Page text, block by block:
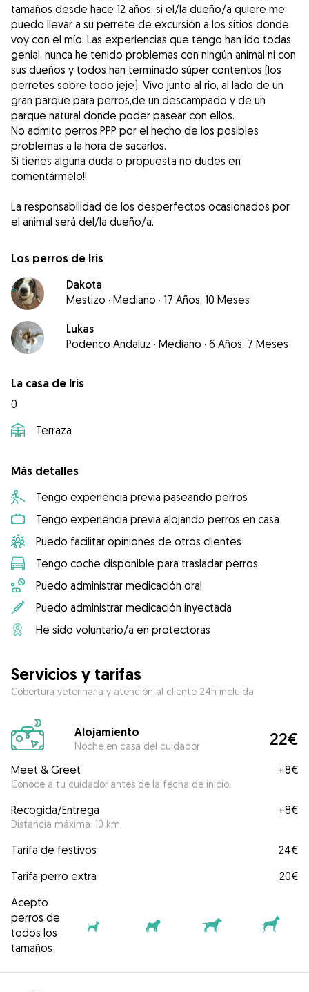
tamaños desde hace 12 años; si el/la dueño/a quiere me
puedo llevar a su perrete de excursión a los sitios donde
voy con el mío. Las experiencias que tengo han ido todas
genial, nunca he tenido problemas con ningún animal ni con
sus dueños y todos han terminado súper contentos (los
perretes sobre todo jeje). Vivo junto al río, al lado de un
gran parque para perros,de un descampado y de un
parque natural donde poder pasear con ellos.
No admito perros PPP por el hecho de los posibles
problemas a la hora de sacarlos.
Si tienes alguna duda o propuesta no dudes en
comentármelo!!
La responsabilidad de los desperfectos ocasionados por
Los perros de Iris
Dakota
Mestizo · Mediano · 17 Años, 10 Meses
Lukas
Podenco Andaluz · Mediano · 6 Años, 7 Meses
La casa de Iris
0
Terraza
Más detalles
Tengo experiencia previa paseando perros
Tengo experiencia previa alojando perros en casa
Puedo facilitar opiniones de otros clientes
Tengo coche disponible para trasladar perros
Puedo administrar medicación oral
Puedo administrar medicación inyectada
He sido voluntario/a en protectoras
Servicios y tarifas
Cobertura veterinaria y atención al cliente 24h incluida
Alojamiento
Noche en casa del cuidador 22€
Meet & Greet
Conoce a tu cuidador antes de la fecha de inicio.
+8€
Recogida/Entrega
Distancia máxima: 10 km
+8€
Tarifa de festivos
24€
Tarifa perro extra
20€
Acepto
perros de
todos los
tamaños